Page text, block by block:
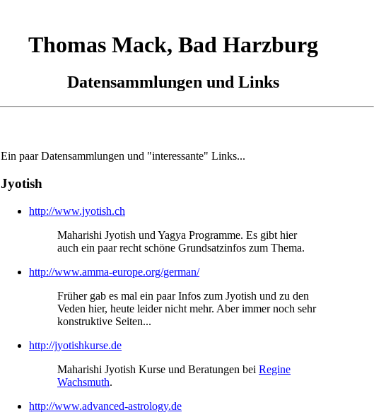
Thomas Mack, Bad Harzburg
Datensammlungen und Links
Ein paar Datensammlungen und "interessante" Links...
Jyotish
http://www.jyotish.ch
Maharishi Jyotish und Yagya Programme. Es gibt hier
auch ein paar recht schöne Grundsatzinfos zum Thema.
http://www.amma-europe.org/german/
Früher gab es mal ein paar Infos zum Jyotish und zu den
Veden hier, heute leider nicht mehr. Aber immer noch sehr
konstruktive Seiten...
http://jyotishkurse.de
Maharishi Jyotish Kurse und Beratungen bei Regine
Wachsmuth.
http://www.advanced-astrology.de